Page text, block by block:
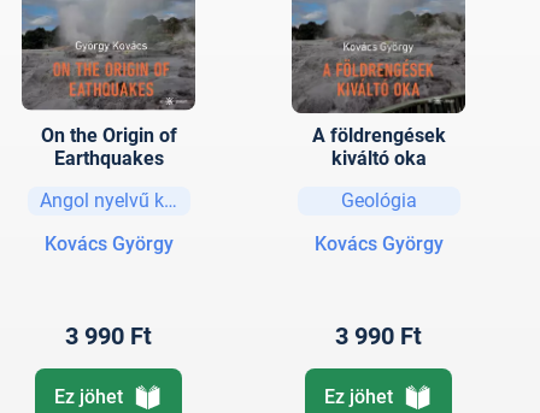
On the Origin of
Earthquakes
Angol nyelvű könyvek
Kovács György
3 990 Ft
Ez jöhet
A földrengések
kiváltó oka
Geológia
Kovács György
3 990 Ft
Ez jöhet